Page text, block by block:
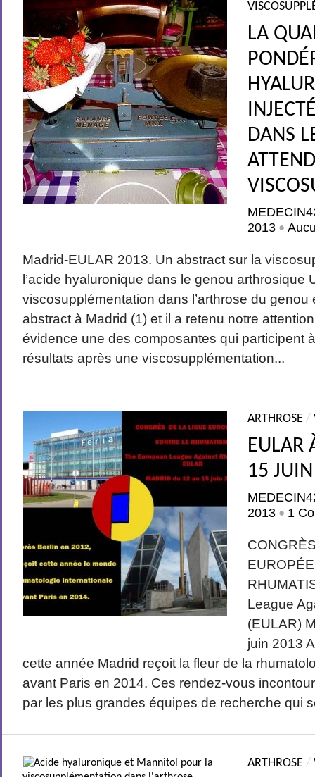
LA
DANS
2013 •
Madrid-EULAR 2013. Un abstract sur la
l’acide hyaluronique dans le genou arthrosique
viscosupplémentation dans l’arthrose du genou
abstract à Madrid (1) et il a retenu notre
évidence une des composantes qui participent
résultats après une viscosupplémentation...
ARTHROSE /
EULAR
15
2013 • 1
League
(EULAR)
juin 2013
cette année Madrid reçoit la fleur de la
avant Paris en 2014. Ces rendez-vous
par les plus grandes équipes de recherche qui
ARTHROSE /